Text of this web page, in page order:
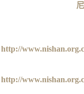
http://
http://